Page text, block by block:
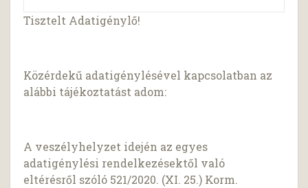
Tisztelt Adatigénylő!
Közérdekű adatigénylésével kapcsolatban az
alábbi tájékoztatást adom:
A veszélyhelyzet idején az egyes
adatigénylési rendelkezésektől való
eltérésről szóló 521/2020. (XI. 25.) Korm.